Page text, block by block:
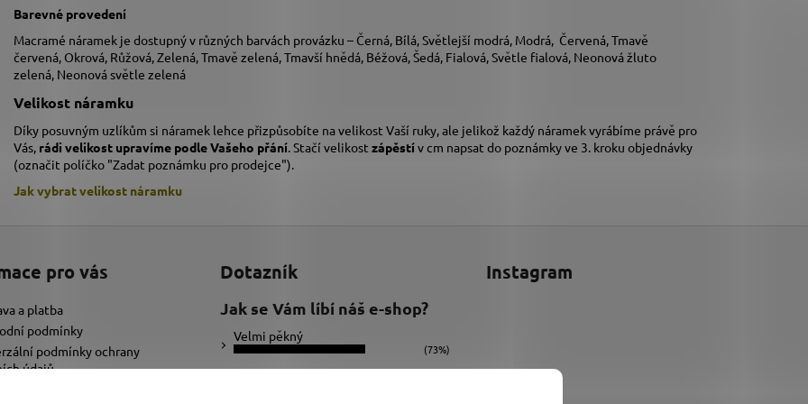
Barevné provedení
Macramé náramek je dostupný v různých barvách provázku – Černá, Bílá, Světlejší modrá, Modrá, Červená, Tmavě
červená, Okrová, Růžová, Zelená, Tmavě zelená, Tmavší hnědá, Béžová, Šedá, Fialová, Světle fialová, Neonová žluto
zelená, Neonová světle zelená
Velikost náramku
Díky posuvným uzlíkům si náramek lehce přizpůsobíte na velikost Vaší ruky,ale jelikož každý náramek vyrábíme právě pro
Vás, rádi velikost upravíme podle Vašeho přání. Stačí velikost zápěstív cm napsat do poznámky ve 3. kroku objednávky
(označit políčko "Zadat poznámku pro prodejce").
Jak vybrat velikost náramku
pro vás
a platba
podmínky
podmínky ochrany
údajů
Dotazník
Jak se Vám líbí náš e-shop?
Velmi pěkný
(73%)
Ujde to
Instagram